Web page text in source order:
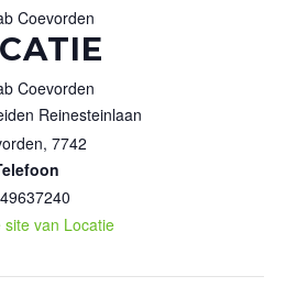
Coevorden
Reinesteinlaan
, 7742
site van Locatie
Coevorden